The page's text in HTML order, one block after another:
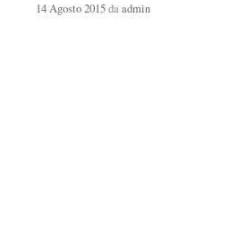
14 Agosto 2015daadmin